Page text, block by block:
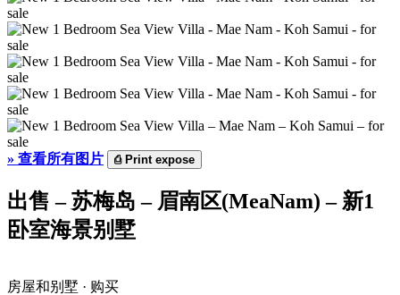
» 查看所有图片 ⎙Print expose
出售 – 苏梅岛 – 眉南区(MeaNam) – 新1
卧室海景别墅
房屋和别墅 · 购买